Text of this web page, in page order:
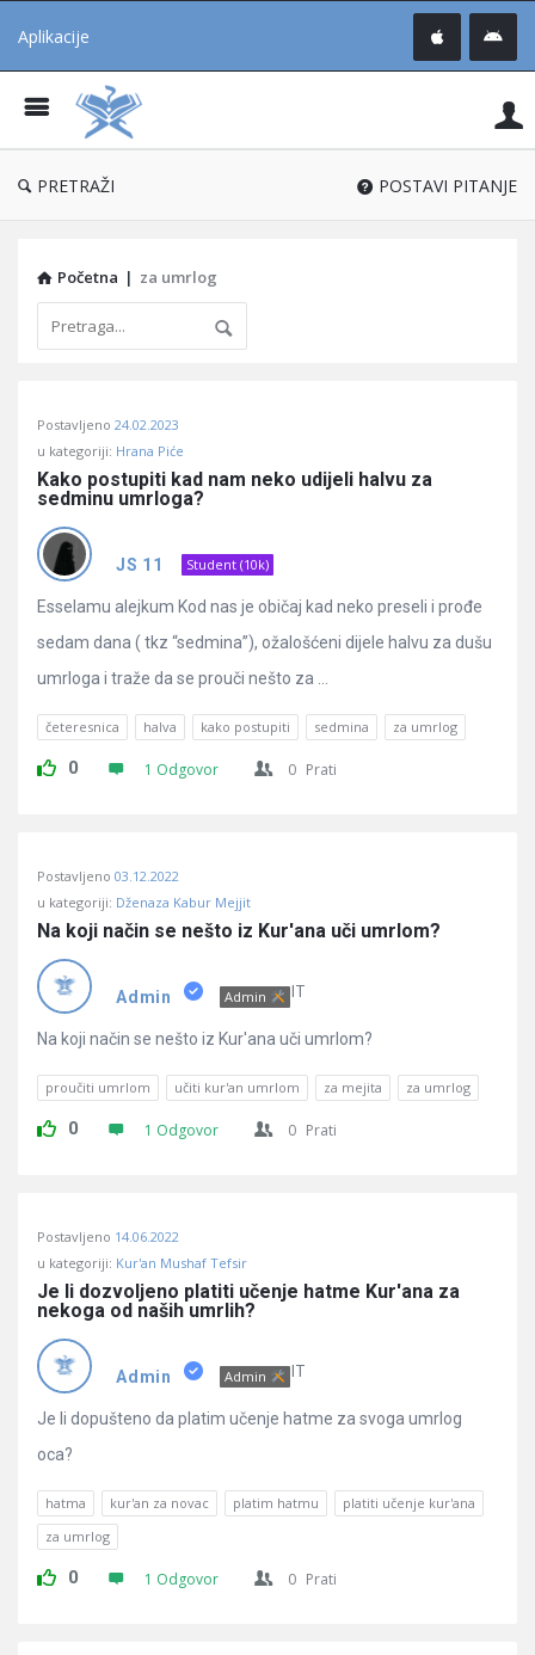
Aplikacije
®
PRETRAŽI POSTAVI PITANJE
Početna | za umrlog
Učene
Latest
Pitanja
Postavljeno 24.02.2023
u kategoriji: Hrana Piće
Kako postupiti kad nam neko udijeli halvu za
sedminu umrloga?
JS 11 Student (10k)
Esselamu alejkum Kod nas je običaj kad neko preseli i prođe
sedam dana ( tkz “sedmina”), ožalošćeni dijele halvu za dušu
umrloga i traže da se prouči nešto za ...
četeresnica halva kako postupiti sedmina za umrlog
0 1 Odgovor 0 Prati
Postavljeno 03.12.2022
u kategoriji: Dženaza Kabur Mejjit
Na koji način se nešto iz Kur'ana uči umrlom?
Admin Admin IT
Na koji način se nešto iz Kur'ana uči umrlom?
proučiti umrlom učiti kur'an umrlom za mejita za umrlog
0 1 Odgovor 0 Prati
Postavljeno 14.06.2022
u kategoriji: Kur'an Mushaf Tefsir
Je li dozvoljeno platiti učenje hatme Kur'ana za
nekoga od naših umrlih?
Admin Admin IT
Je li dopušteno da platim učenje hatme za svoga umrlog
oca?
hatma kur'an za novac platim hatmu
platiti učenje kur'ana
za umrlog
0 1 Odgovor 0 Prati